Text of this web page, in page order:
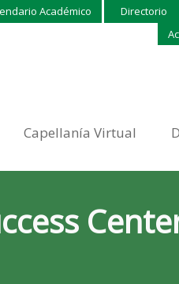
Académico Directorio
Capellanía Virtual